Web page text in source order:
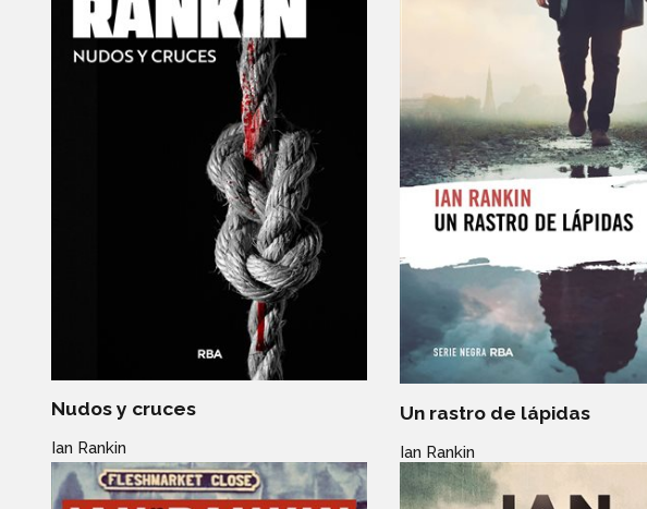
Nudos y cruces
Ian Rankin
Un rastro de lápidas
Ian Rankin